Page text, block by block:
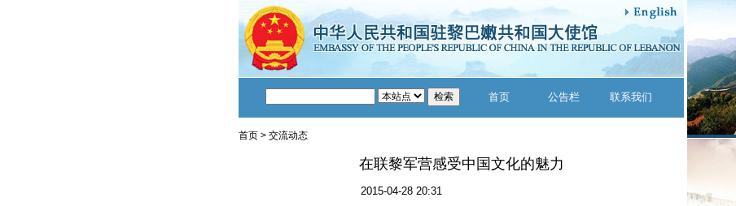
首页 公告栏 联系我们
首页 > 交流动态
在联黎军营感受中国文化的魅力
2015-04-28 20:31